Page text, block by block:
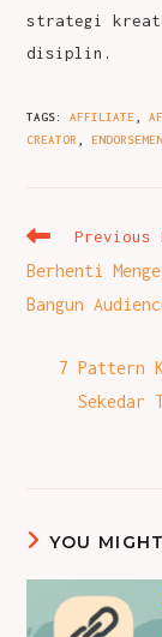
strategi
disiplin.
TAGS:AFFILIATE
CREATOR
Read
articles
Previous
Berhenti
Bangun
7 Pattern
Sekedar
YOU